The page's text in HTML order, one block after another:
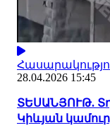
28.04.2026 15:45
ՏԵՍԱՆՅՈՒԹ.
Կիևյան